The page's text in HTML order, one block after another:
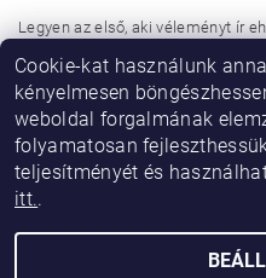
Legyen az első, aki véleményt ír
Hozzászólás
Cookie-kat használunk
kényelmesen
weboldal forgalmának
folyamatosan
teljesítményét és
itt..